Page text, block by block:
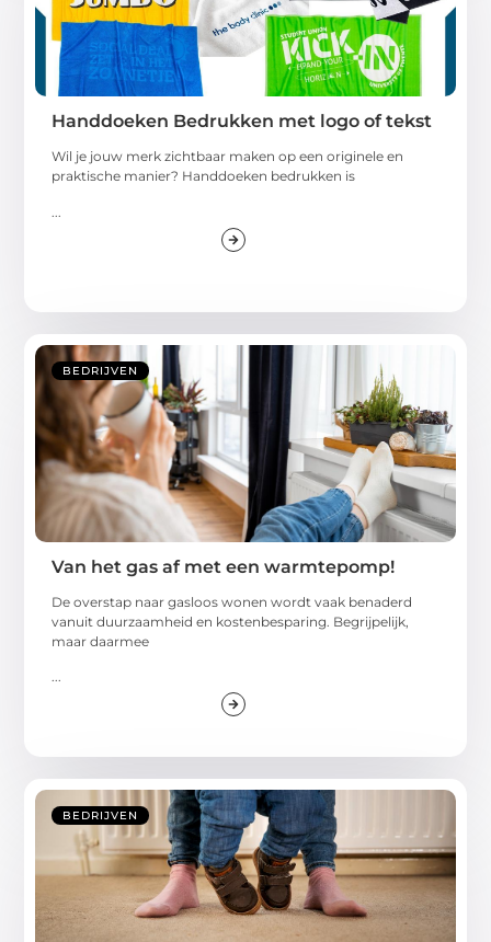
Handdoeken Bedrukken met logo of tekst
Wil je jouw merk zichtbaar maken op een originele en
praktische manier? Handdoeken bedrukken is
BEDRIJVEN
Van het gas af met een warmtepomp!
De overstap naar gasloos wonen wordt vaak benaderd
vanuit duurzaamheid en kostenbesparing. Begrijpelijk,
maar daarmee
...
BEDRIJVEN